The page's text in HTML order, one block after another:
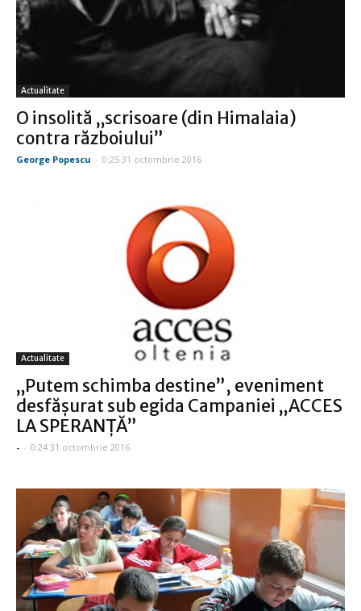
Actualitate
O insolită „scrisoare (din Himalaia)
contra războiului”
George Popescu - 0:25 31 octombrie 2016
Actualitate
„Putem schimba destine”, eveniment
desfăşurat sub egida Campaniei „ACCES
LA SPERANŢĂ”
- - 0:24 31 octombrie 2016